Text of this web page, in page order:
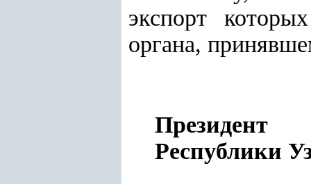
экспорт
органа,
Президент